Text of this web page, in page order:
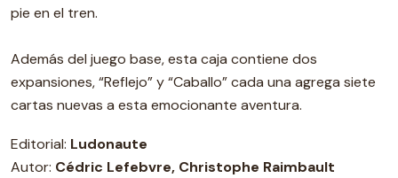
pie en el tren.
Además del juego base, esta caja contiene dos
expansiones, “Reflejo” y “Caballo” cada una agrega siete
cartas nuevas a esta emocionante aventura.
Editorial: Ludonaute
Autor: Cédric Lefebvre, Christophe Raimbault